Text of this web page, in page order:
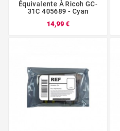
Équivalente À Ricoh GC-
31C 405689 - Cyan
14,99 €